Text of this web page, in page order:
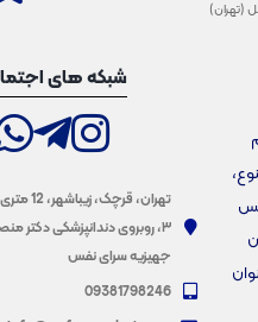
(تهران)
شبکه های
تهران،
جهیزیه سرای نفس
09381798246